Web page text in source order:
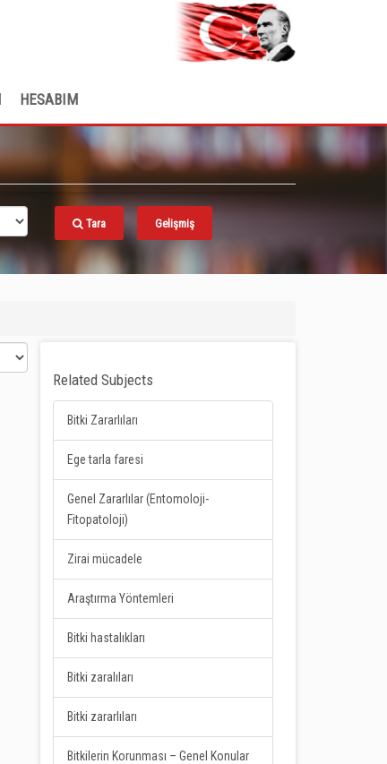
HESABIM
Tara Gelişmiş
Related Subjects
Bitki Zararlıları
Ege tarla faresi
Genel Zararlılar (Entomoloji-
Fitopatoloji)
Zirai mücadele
Araştırma Yöntemleri
Bitki hastalıkları
Bitki zaralıları
Bitki zararlıları
Bitkilerin Korunması – Genel Konular